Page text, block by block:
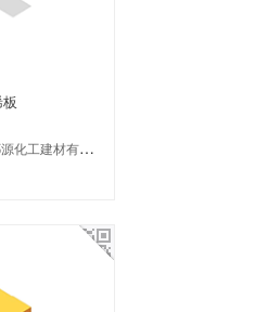
工建材有限公司